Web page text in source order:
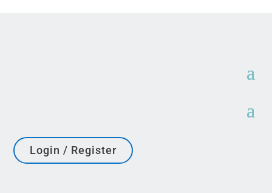
Login / Register